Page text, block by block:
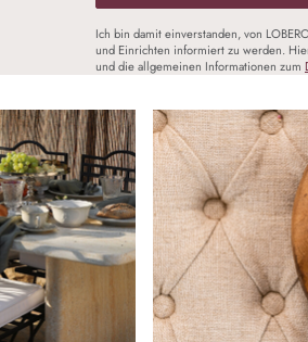
Ich bin damit einverstanden, von
und Einrichten informiert zu werden.
und die allgemeinen Informationen zum